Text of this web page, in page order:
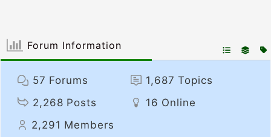
Forum Information
57 Forums 1,687 Topics
2,268 Posts 16 Online
2,291 Members